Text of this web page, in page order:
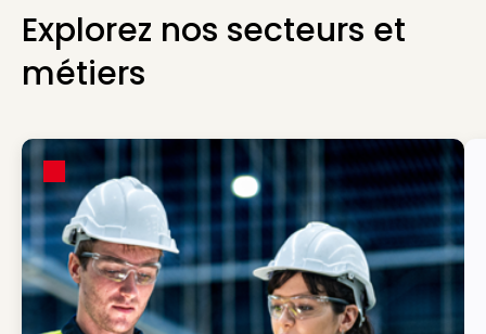
Explorez nos secteurs et
métiers